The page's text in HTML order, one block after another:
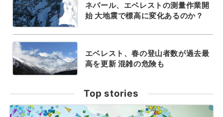
ネパール、エベレストの測量作業開
始 大地震で標高に変化あるのか？
エベレスト、春の登山者数が過去最
高を更新 混雑の危険も
Top stories